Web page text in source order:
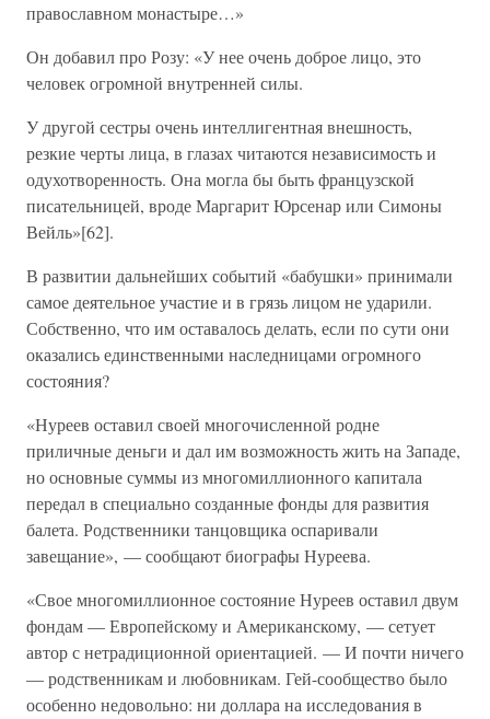
православном монастыре…»
Он добавил про Розу: «У нее очень доброе лицо, это
человек огромной внутренней силы.
У другой сестры очень интеллигентная внешность,
резкие черты лица, в глазах читаются независимость и
одухотворенность. Она могла бы быть французской
писательницей, вроде Маргарит Юрсенар или Симоны
Вейль»[62].
В развитии дальнейших событий «бабушки» принимали
самое деятельное участие и в грязь лицом не ударили.
Собственно, что им оставалось делать, если по сути они
оказались единственными наследницами огромного
состояния?
«Нуреев оставил своей многочисленной родне
приличные деньги и дал им возможность жить на Западе,
но основные суммы из многомиллионного капитала
передал в специально созданные фонды для развития
балета. Родственники танцовщика оспаривали
завещание», — сообщают биографы Нуреева.
«Свое многомиллионное состояние Нуреев оставил двум
фондам — Европейскому и Американскому, — сетует
автор с нетрадиционной ориентацией. — И почти ничего
— родственникам и любовникам. Гей-сообщество было
особенно недовольно: ни доллара на исследования в